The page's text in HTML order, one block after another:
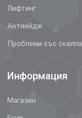
Лифтинг
Антиейдж
Проблеми със скалпа
Информация
Магазин